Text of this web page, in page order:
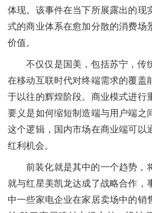
体现。该事件在当下所展露出的现
式的商业体系在愈加分散的消费场
价值。
不仅仅是国美，包括苏宁，传
在移动互联时代对终端需求的覆盖
于以往的辉煌阶段。商业模式进行
要义是如何缩短制造端与用户端之
这个逻辑，国内市场在商业端可以
红利机会。
前装化就是其中的一个趋势，
就与红星美凯龙达成了战略合作，
中一些家电企业在家居卖场中的销